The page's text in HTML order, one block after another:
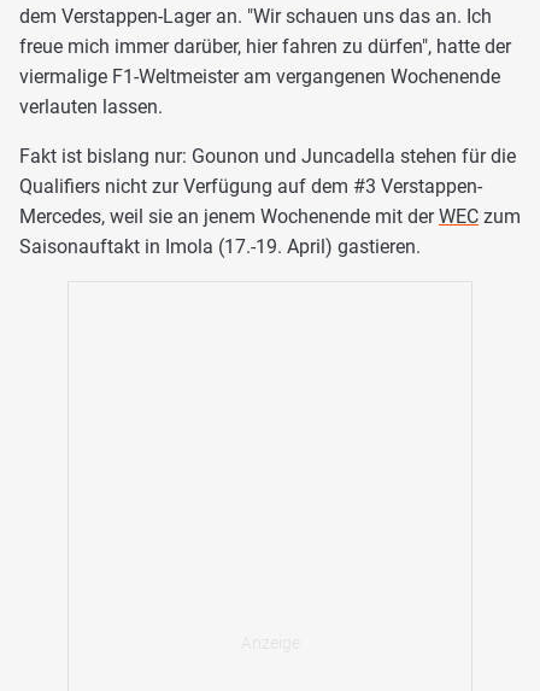
dem Verstappen-Lager an. "Wir schauen uns das an. Ich
freue mich immer darüber, hier fahren zu dürfen", hatte der
viermalige F1-Weltmeister am vergangenen Wochenende
verlauten lassen.
Fakt ist bislang nur: Gounon und Juncadella stehen für die
Qualifiers nicht zur Verfügung auf dem #3 Verstappen-
Mercedes, weil sie an jenem Wochenende mit derWEC zum
Saisonauftakt in Imola (17.-19. April) gastieren.